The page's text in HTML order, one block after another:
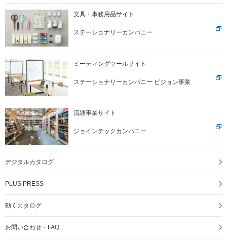
文具・事務用品サイト
ステーショナリーカンパニー
ミーティングツールサイト
ステーショナリーカンパニー ビジョン事業
流通事業サイト
ジョインテックカンパニー
デジタルカタログ
PLUS PRESS
動くカタログ
お問い合わせ・FAQ